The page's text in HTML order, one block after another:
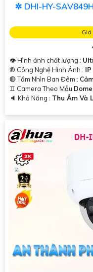
✲ DHI-HY-
Giá
👁 Hình ảnh chất lượng :
®️ Công Nghệ Hình Ảnh : IP
🔴 Tầm Nhìn Ban Đêm :
♊ Camera Theo Mẫu
️🔈 Khả Năng : Thu Âm Và